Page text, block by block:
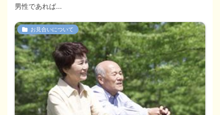
男性であれば...
お見合いについて